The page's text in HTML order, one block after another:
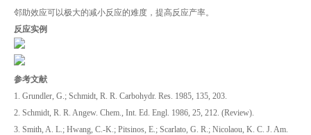
邻助效应可以极大的减小反应的难度，提高反应产率。
反应实例
参考文献
1. Grundler, G.; Schmidt, R. R. Carbohydr. Res. 1985, 135, 203.
2. Schmidt, R. R. Angew. Chem., Int. Ed. Engl. 1986, 25, 212. (Review).
3. Smith, A. L.; Hwang, C.-K.; Pitsinos, E.; Scarlato, G. R.; Nicolaou, K. C. J. Am.